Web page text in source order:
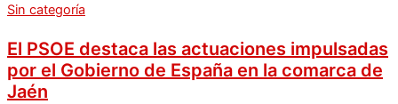
Sin categoría
El PSOE destaca las actuaciones impulsadas
por el Gobierno de España en la comarca de
Jaén